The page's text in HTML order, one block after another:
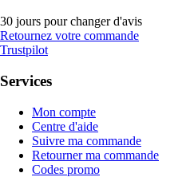
30 jours pour changer d'avis
Retournez votre commande
Trustpilot
Services
Mon compte
Centre d'aide
Suivre ma commande
Retourner ma commande
Codes promo